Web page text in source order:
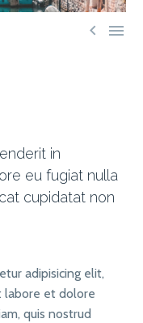
 
in
eu fugiat nulla
cupidatat non
adipisicing elit,
labore et dolore
quis nostrud